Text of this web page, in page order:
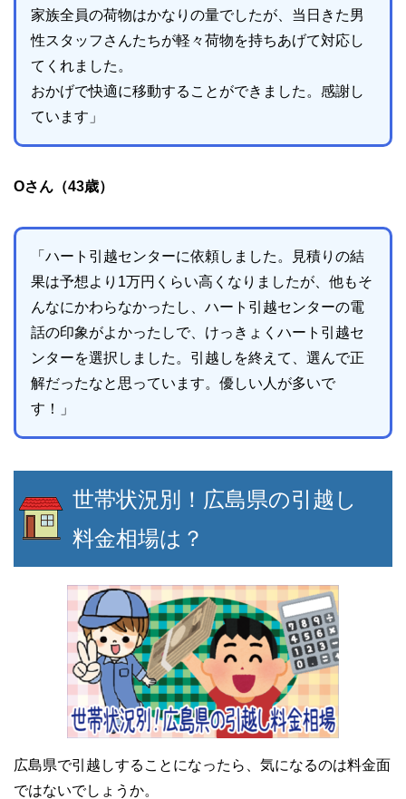
家族全員の荷物はかなりの量でしたが、当日きた男
性スタッフさんたちが軽々荷物を持ちあげて対応し
てくれました。
おかげで快適に移動することができました。感謝し
ています」
Oさん（43歳）
「ハート引越センターに依頼しました。見積りの結
果は予想より1万円くらい高くなりましたが、他もそ
んなにかわらなかったし、ハート引越センターの電
話の印象がよかったしで、けっきょくハート引越セ
ンターを選択しました。引越しを終えて、選んで正
解だったなと思っています。優しい人が多いで
す！」
世帯状況別！広島県の引越し
料金相場は？
広島県で引越しすることになったら、気になるのは料金面
ではないでしょうか。